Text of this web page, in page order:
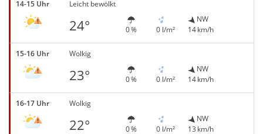
14-15 Uhr Leicht bewölkt
24° 0 % 0 l/m²
NW
14 km/h
15-16 Uhr Wolkig
23° 0 % 0 l/m²
NW
14 km/h
16-17 Uhr Wolkig
22° 0 % 0 l/m²
NW
13 km/h